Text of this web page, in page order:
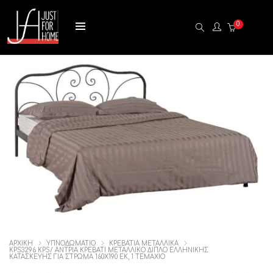
0
ΑΡΧΙΚΉ ΥΠΝΟΔΩΜΑΤΙΟ
ΚΡΕΒΑΤΙΑ ΜΕΤΑΛΛΙΚΑ
KPS3296 KPS/ ΑΝΤΡΙΑ ΚΡΕΒΑΤΙ ΜΕΤΑΛΛΙΚΟ ΔΙΠΛΟ ΕΛΛΗΝΙΚΗΣ
ΚΑΤΑΣΚΕΥΗΣ ΓΙΑ ΣΤΡΩΜΑ 160Χ190 ΕΚ, 1 ΤΕΜΆΧΙΟ